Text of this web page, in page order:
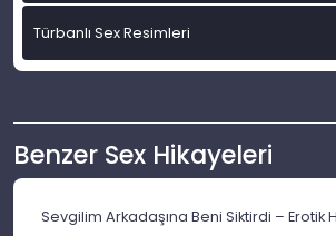
Türbanlı Sex Resimleri
Benzer Sex Hikayeleri
Sevgilim Arkadaşına Beni Siktirdi – Erotik